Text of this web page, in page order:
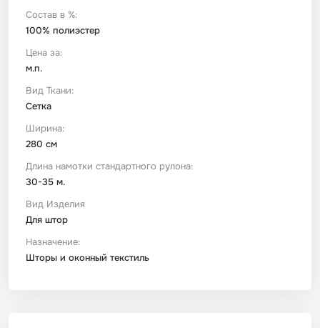
Состав в %:
100% полиэстер
Цена за:
м.п.
Вид Ткани:
Сетка
Ширина:
280 см
Длина намотки стандартного рулона:
30-35 м.
Вид Изделия
Для штор
Назначение:
Шторы и оконный текстиль
Штапель